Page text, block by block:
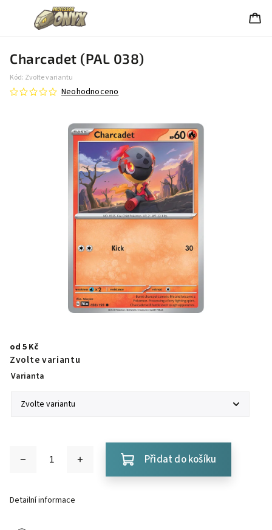
Charcadet (PAL 038)
Kód: Zvolte variantu
Neohodnoceno
od 5 Kč
Zvolte variantu
Varianta
Přidat do košíku
Detailní informace